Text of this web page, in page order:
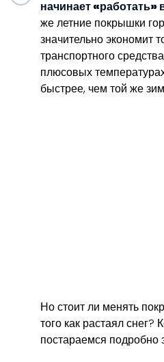
начинает
же летние покрышки
значительно экономит
транспортного
плюсовых
быстрее, чем той же
Но стоит ли менять
того как растаял
постараемся подробно